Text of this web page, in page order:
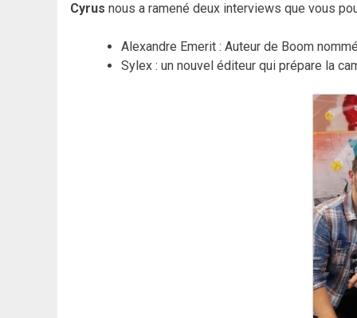
Cyrus nous a ramené deux interviews que vous
Alexandre Emerit : Auteur de Boom
Sylex : un nouvel éditeur qui prépare la